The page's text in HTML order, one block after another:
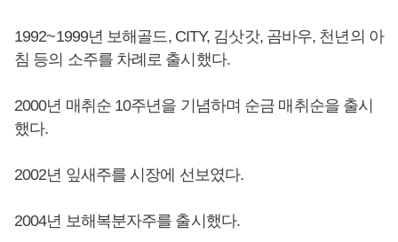
1992~1999년 보해골드, CITY, 김삿갓, 곰바우, 천년의 아
침 등의 소주를 차례로 출시했다.
2000년 매취순 10주년을 기념하며 순금 매취순을 출시
했다.
2002년 잎새주를 시장에 선보였다.
2004년 보해복분자주를 출시했다.